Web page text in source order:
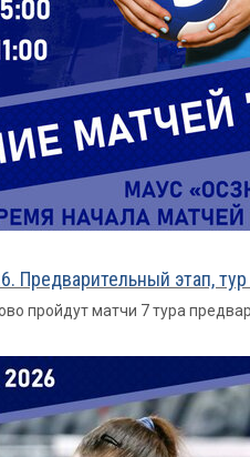
Предварительный этап,
пройдут матчи 7 тура